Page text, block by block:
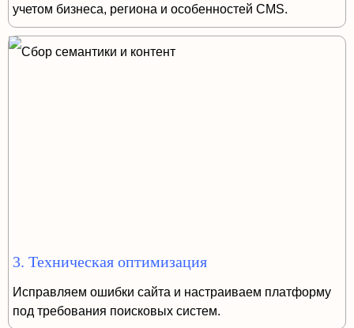
учетом бизнеса, региона и особенностей CMS.
3. Техническая оптимизация
Исправляем ошибки сайта и настраиваем платформу
под требования поисковых систем.